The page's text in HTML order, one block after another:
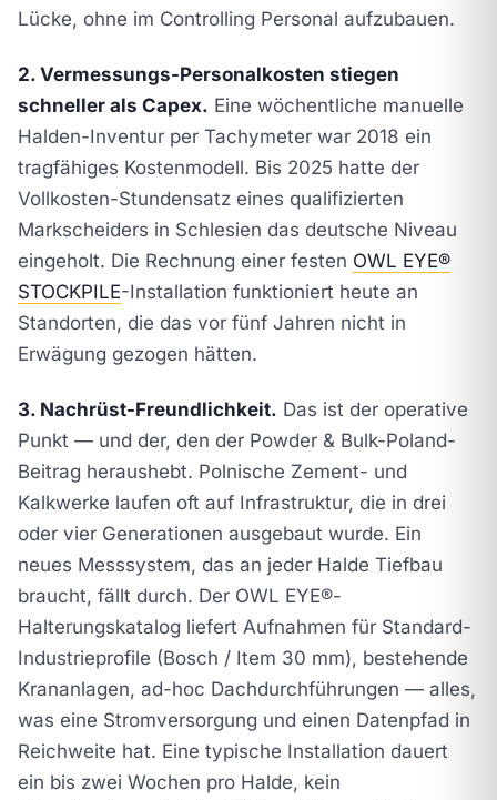
Lücke, ohne im Controlling Personal aufzubauen.
2. Vermessungs-Personalkosten stiegen
schneller als Capex. Eine wöchentliche manuelle
Halden-Inventur per Tachymeter war 2018 ein
tragfähiges Kostenmodell. Bis 2025 hatte der
Vollkosten-Stundensatz eines qualifizierten
Markscheiders in Schlesien das deutsche Niveau
eingeholt. Die Rechnung einer festen OWL EYE®
STOCKPILE-Installation funktioniert heute an
Standorten, die das vor fünf Jahren nicht in
Erwägung gezogen hätten.
3. Nachrüst-Freundlichkeit. Das ist der operative
Punkt — und der, den der Powder & Bulk-Poland-
Beitrag heraushebt. Polnische Zement- und
Kalkwerke laufen oft auf Infrastruktur, die in drei
oder vier Generationen ausgebaut wurde. Ein
neues Messsystem, das an jeder Halde Tiefbau
braucht, fällt durch. Der OWL EYE®-
Halterungskatalog liefert Aufnahmen für Standard-
Industrieprofile (Bosch / Item 30 mm), bestehende
Krananlagen, ad-hoc Dachdurchführungen — alles,
was eine Stromversorgung und einen Datenpfad in
Reichweite hat. Eine typische Installation dauert
ein bis zwei Wochen pro Halde, kein